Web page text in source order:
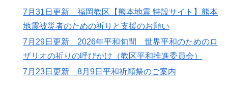
7月31日更新 福岡教区【熊本地震 特設サイト】熊本
地震被災者のための祈りと支援のお願い
7月29日更新 2026年平和旬間 世界平和のためのロ
ザリオの祈りの呼びかけ（教区平和推進委員会）
7月23日更新 8月9日平和祈願祭のご案内